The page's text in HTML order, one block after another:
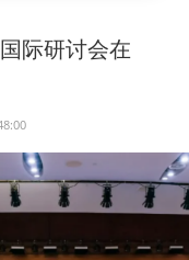
际研讨会在